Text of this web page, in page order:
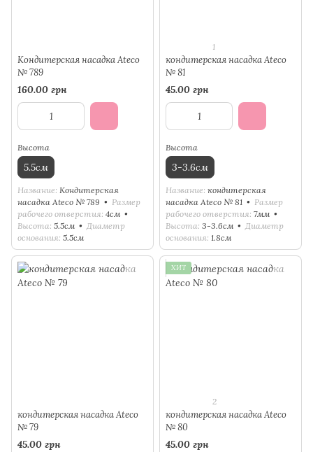
Кондитерская насадка Ateco
№ 789
160.00 грн
Высота
5.5см
Название Кондитерская
насадка Ateco № 789
Размер
рабочего отверстия 4см
Высота 5.5см
Диаметр
основания 5.5см
1
кондитерская насадка Ateco
№ 81
45.00 грн
Высота
3-3.6см
Название кондитерская
насадка Ateco № 81
Размер
рабочего отверстия 7мм
Высота 3-3.6см
Диаметр
основания 1.8см
кондитерская насадка Ateco
№ 79
45.00 грн
ХИТ
2
кондитерская насадка Ateco
№ 80
45.00 грн